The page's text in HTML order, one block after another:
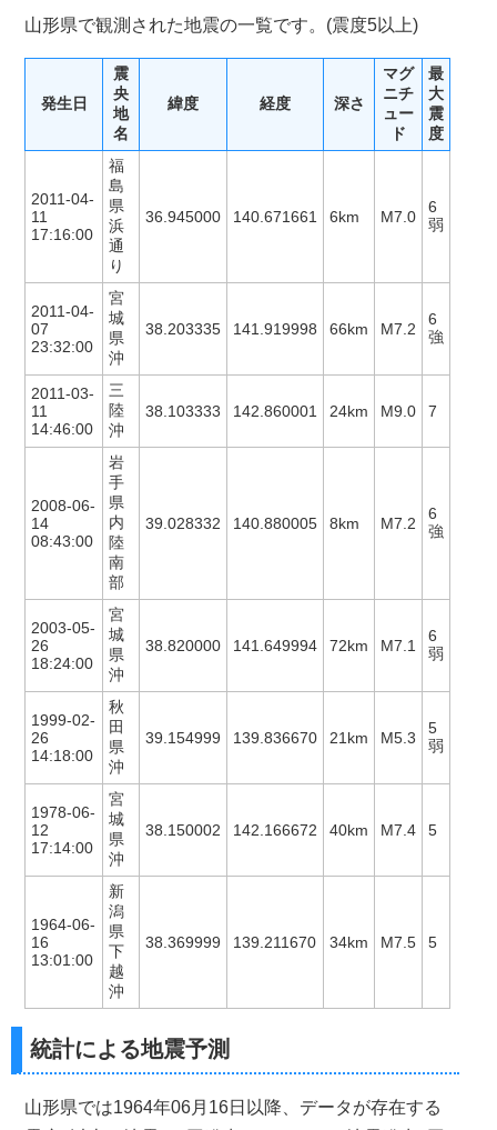
山形県で観測された地震の一覧です。(震度5以上)
発生日
震
央
地
名
緯度 経度 深さ
マグ
ニチ
ュー
ド
最
大
震
度
2011-04-
11
17:16:00
福
島
県
浜
通
り
36.945000 140.671661 6km M7.0
6
弱
2011-04-
07
23:32:00
宮
城
県
沖
38.203335 141.919998 66km M7.2
6
強
2011-03-
11
14:46:00
三
陸
沖
38.103333 142.860001 24km M9.0 7
2008-06-
14
08:43:00
岩
手
県
内
陸
南
部
39.028332 140.880005 8km M7.2
6
強
2003-05-
26
18:24:00
宮
城
県
沖
38.820000 141.649994 72km M7.1
6
弱
1999-02-
26
14:18:00
秋
田
県
沖
39.154999 139.836670 21km M5.3
5
弱
1978-06-
12
17:14:00
宮
城
県
沖
38.150002 142.166672 40km M7.4 5
1964-06-
16
13:01:00
新
潟
県
下
越
沖
38.369999 139.211670 34km M7.5 5
統計による地震予測
山形県では1964年06月16日以降、データが存在する